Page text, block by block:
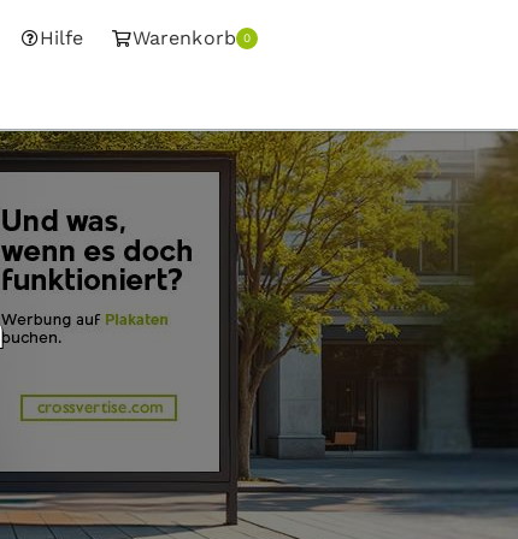
Hilfe Warenkorb 0